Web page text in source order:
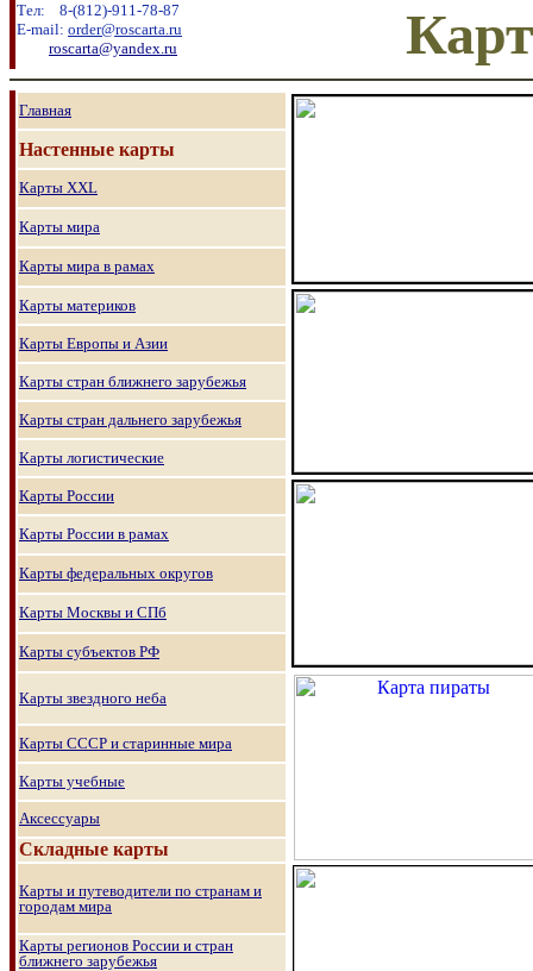
Тел: 8-(812)-911-78-87
E-mail: order@roscarta.ru
roscarta@yandex.ru
Главная
Настенные карты
Карты XXL
Карты мира
Карты мира в рамах
Карты материков
Карты Европы и Азии
Карты стран ближнего зарубежья
Карты стран дальнего зарубежья
Карты логистические
Карты России
Карты России в рамах
Карты федеральных округов
Карты Москвы и СПб
Карты субъектов РФ
Карты звездного неба
Карты СССР и старинные мира
Карты учебные
Аксессуары
Складные карты
Карты и путеводители по странам и
городам мира
Карты регионов России и стран
ближнего зарубежья